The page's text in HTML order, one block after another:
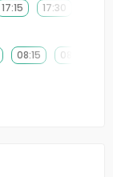
17:15 17:30
08:15 08:30